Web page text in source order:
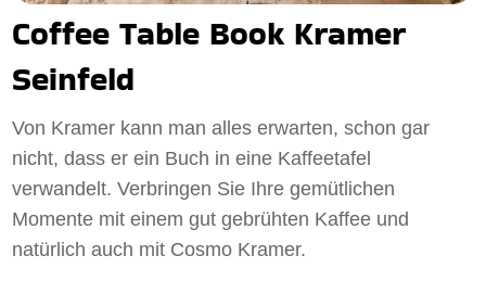
Coffee Table Book Kramer
Seinfeld
Von Kramer kann man alles erwarten, schon gar
nicht, dass er ein Buch in eine Kaffeetafel
verwandelt. Verbringen Sie Ihre gemütlichen
Momente mit einem gut gebrühten Kaffee und
natürlich auch mit Cosmo Kramer.